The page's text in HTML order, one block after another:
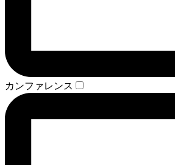
カンファレンス